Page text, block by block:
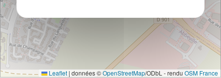
Leaflet | données ©OpenStreetMap/ODbL - rendu OSM France